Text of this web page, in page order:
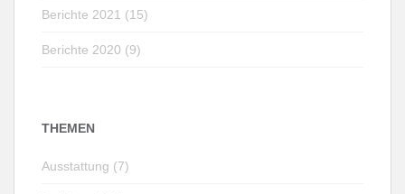
Berichte 2021 (15)
Berichte 2020 (9)
THEMEN
Ausstattung (7)